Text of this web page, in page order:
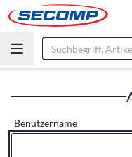
Benutzername